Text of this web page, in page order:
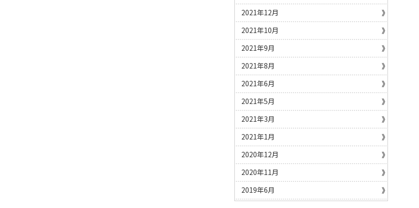
2021年12月
2021年10月
2021年9月
2021年8月
2021年6月
2021年5月
2021年3月
2021年1月
2020年12月
2020年11月
2019年6月